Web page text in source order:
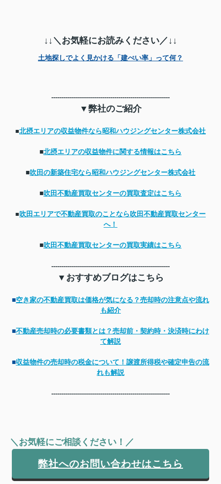
↓↓＼お気軽にお読みください／↓↓
土地探しでよく見かける「建ぺい率」って何？
------------------------------------------------------------
▼弊社のご紹介
■北摂エリアの収益物件なら昭和ハウジングセンター株式会社
■北摂エリアの収益物件に関する情報はこちら
■吹田の新築住宅なら昭和ハウジングセンター株式会社
■吹田不動産買取センターの買取査定はこちら
■吹田エリアで不動産買取のことなら吹田不動産買取センター
へ！
■吹田不動産買取センターの買取実績はこちら
------------------------------------------------------------
▼おすすめブログはこちら
■空き家の不動産買取は価格が気になる？売却時の注意点や流れ
も紹介
■不動産売却時の必要書類とは？売却前・契約時・決済時にわけ
て解説
■収益物件の売却時の税金について！譲渡所得税や確定申告の流
れも解説
------------------------------------------------------------
＼お気軽にご相談ください！／
弊社へのお問い合わせはこちら